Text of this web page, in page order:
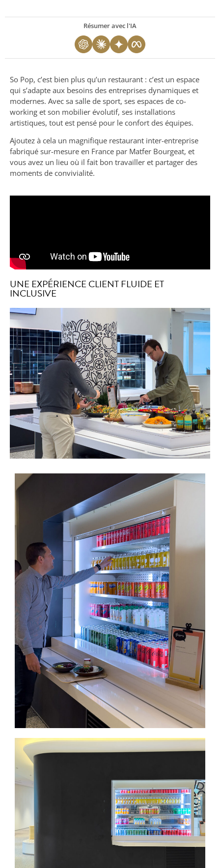
Résumer avec l'IA
So Pop, c’est bien plus qu’un restaurant : c’est un espace
qui s’adapte aux besoins des entreprises dynamiques et
modernes. Avec sa salle de sport, ses espaces de co-
working et son mobilier évolutif, ses installations
artistiques, tout est pensé pour le confort des équipes.
Ajoutez à cela un magnifique restaurant inter-entreprise
fabriqué sur-mesure en France par Matfer Bourgeat, et
vous avez un lieu où il fait bon travailler et partager des
moments de convivialité.
UNE EXPÉRIENCE CLIENT FLUIDE ET
INCLUSIVE